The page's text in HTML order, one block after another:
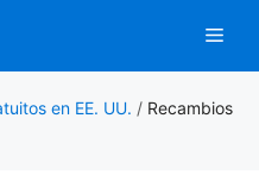
en EE. UU. / Recambios